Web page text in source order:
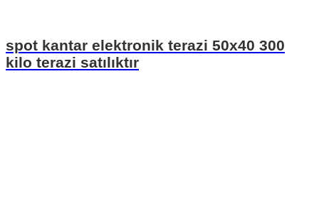
spot kantar elektronik terazi 50x40 300
kilo terazi satılıktır